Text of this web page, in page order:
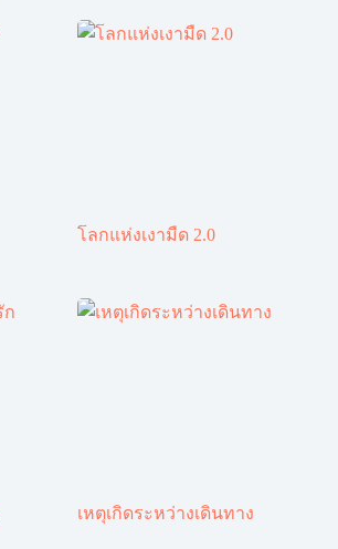
โลกแห่งเงามืด 2.0
เหตุเกิดระหว่างเดินทาง